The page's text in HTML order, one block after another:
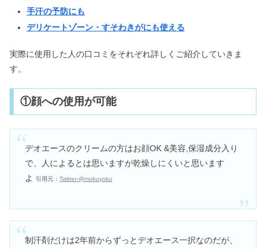
手汗の予防にも
デリケートゾーン・すそわきがにも使える
実際に使用した人の口コミをそれぞれ詳しくご紹介していきま
す。
①顔への使用が可能
デオエースのクリームの方はお顔OK &美容,保湿成分入り
で、人によるとは思いますが乾燥しにくいと思います
よ
引用元：Twitter-@mokuyoku
制汗剤だけは2年前からずっとデオエース一択なのだが、